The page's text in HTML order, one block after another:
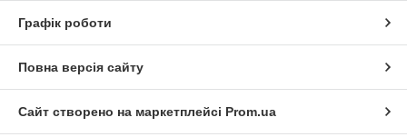
Графік роботи
Повна версія сайту
Сайт створено на маркетплейсі Prom.ua